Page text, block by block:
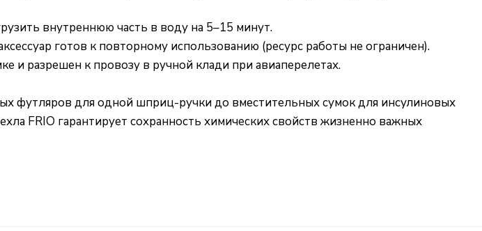
внутреннюю часть в воду на 5–15 минут.
готов к повторному использованию (ресурс работы не ограничен).
и разрешен к провозу в ручной клади при авиаперелетах.
футляров для одной шприц-ручки до вместительных сумок для инсулиновых
FRIO гарантирует сохранность химических свойств жизненно важных